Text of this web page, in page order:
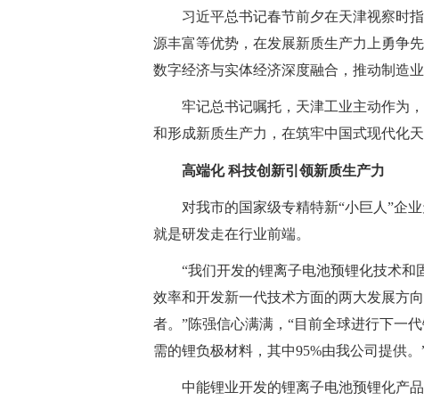
习近平总书记春节前夕在天津视察时
源丰富等优势，在发展新质生产力上勇争
数字经济与实体经济深度融合，推动制造
牢记总书记嘱托，天津工业主动作为
和形成新质生产力，在筑牢中国式现代化
高端化 科技创新引领新质生产力
对我市的国家级专精特新“小巨人”企
就是研发走在行业前端。
“我们开发的锂离子电池预锂化技术
效率和开发新一代技术方面的两大发展方
者。”陈强信心满满，“目前全球进行下一
需的锂负极材料，其中95%由我公司提供。
中能锂业开发的锂离子电池预锂化产